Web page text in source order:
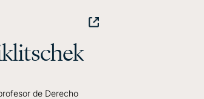
de Derecho